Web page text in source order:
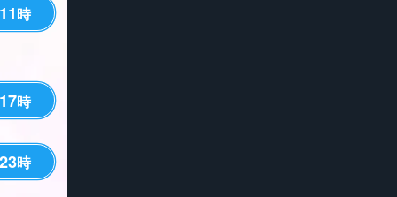
11時
17時
23時